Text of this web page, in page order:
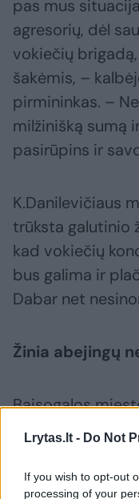
Lrytas.lt - Do Not
If you wish to opt-out
processing of your
pas mus
agresorių, dėl
vokiečių
šakėmis, –
pirmininkas. –
milžinišką sumą
pasirūpins ir
K.Danilevičiaus
trūksta galutinio
kad vokiečių
bus galima ir
Dabar net
Žinia abejingų
Baisogalos
„Lietuvos ryto“
nuomonę ir tik